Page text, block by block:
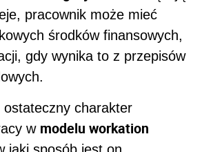
pracownik może mieć
środków finansowych,
gdy wynika to z przepisów
ostateczny charakter
w modelu workation